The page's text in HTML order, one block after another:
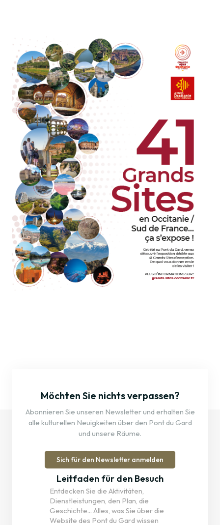
Möchten Sie nichts verpassen?
Abonnieren Sie unseren Newsletter und erhalten Sie
alle kulturellen Neuigkeiten über den Pont du Gard
und unsere Räume.
Sich für den Newsletter anmelden
Leitfaden für den Besuch
Entdecken Sie die Aktivitäten,
Dienstleistungen, den Plan, die
Geschichte... Alles, was Sie über die
Website des Pont du Gard wissen